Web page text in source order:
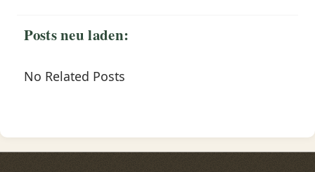
Posts neu laden:
No Related Posts